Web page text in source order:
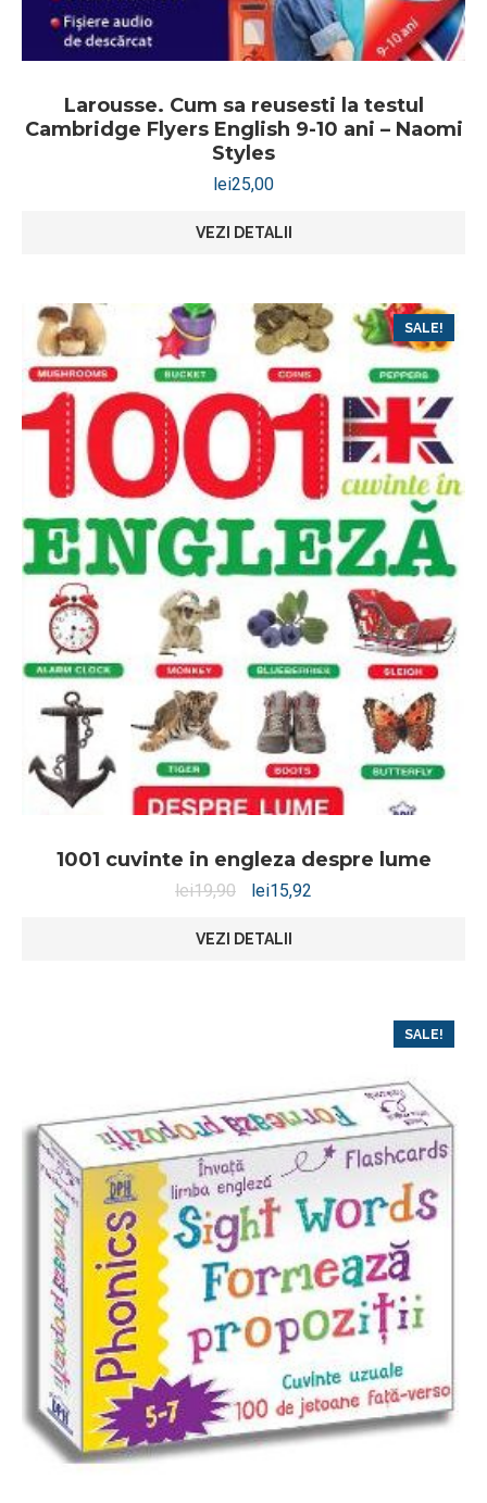
Larousse. Cum sa reusesti la testul
Cambridge Flyers English 9-10 ani – Naomi
Styles
lei25,00
VEZI DETALII
SALE!
1001 cuvinte in engleza despre lume
lei19,90 lei15,92
VEZI DETALII
SALE!